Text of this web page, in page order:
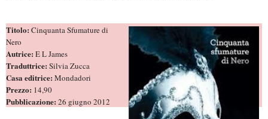
Titolo: Cinquanta Sfumature di
Nero
Autrice: E L James
Traduttrice: Silvia Zucca
Casa editrice: Mondadori
Prezzo: 14,90
Pubblicazione: 26 giugno 2012